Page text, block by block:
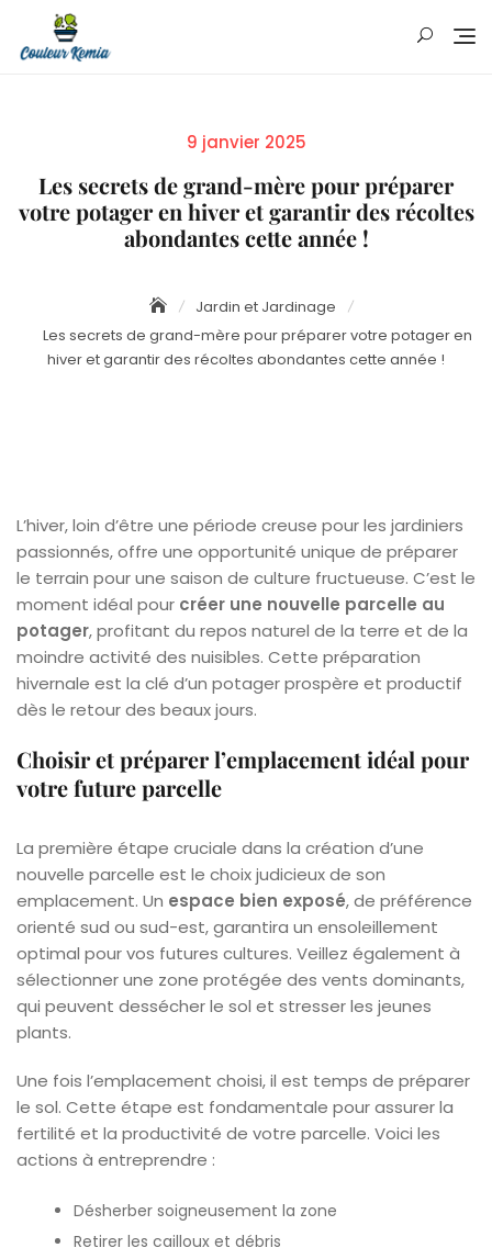
content
Posted
9 janvier 2025
Les secrets de grand-mère pour préparer
votre potager en hiver et garantir des récoltes
abondantes cette année !
Jardin et Jardinage
Les secrets de grand-mère pour préparer votre potager en
hiver et garantir des récoltes abondantes cette année !
L’hiver, loin d’être une période creuse pour les jardiniers
passionnés, offre une opportunité unique de préparer
le terrain pour une saison de culture fructueuse. C’est le
moment idéal pour créer une nouvelle parcelle au
potager, profitant du repos naturel de la terre et de la
moindre activité des nuisibles. Cette préparation
hivernale est la clé d’un potager prospère et productif
dès le retour des beaux jours.
Choisir et préparer l’emplacement idéal pour
votre future parcelle
La première étape cruciale dans la création d’une
nouvelle parcelle est le choix judicieux de son
emplacement. Un espace bien exposé, de préférence
orienté sud ou sud-est, garantira un ensoleillement
optimal pour vos futures cultures. Veillez également à
sélectionner une zone protégée des vents dominants,
qui peuvent dessécher le sol et stresser les jeunes
plants.
Une fois l’emplacement choisi, il est temps de préparer
le sol. Cette étape est fondamentale pour assurer la
fertilité et la productivité de votre parcelle. Voici les
actions à entreprendre :
Désherber soigneusement la zone
Retirer les cailloux et débris